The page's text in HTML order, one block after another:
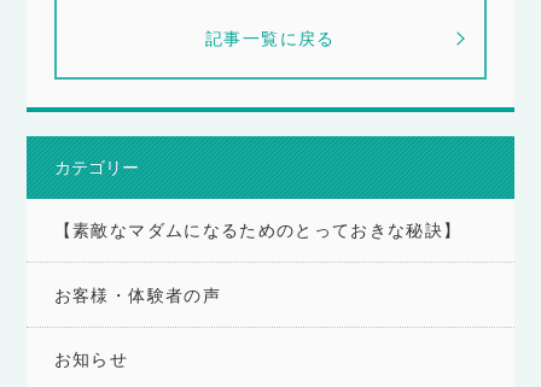
記事一覧に戻る
カテゴリー
【素敵なマダムになるためのとっておきな秘訣】
お客様・体験者の声
お知らせ